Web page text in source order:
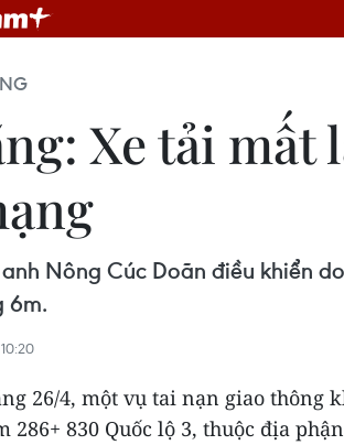
Xe tải
Nông Cúc Doãn điều khiển
6m.
26/4, một vụ tai nạn giao
286+ 830 Quốc lộ 3, thuộc địa